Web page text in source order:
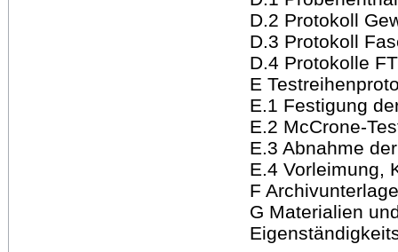
D.2 Protokoll
D.3 Protokoll
D.4 Protokolle
E
E.1 Festigung
E.2 McCrone-
E.3 Abnahme
E.4 Vorleimung,
F
G Materialien